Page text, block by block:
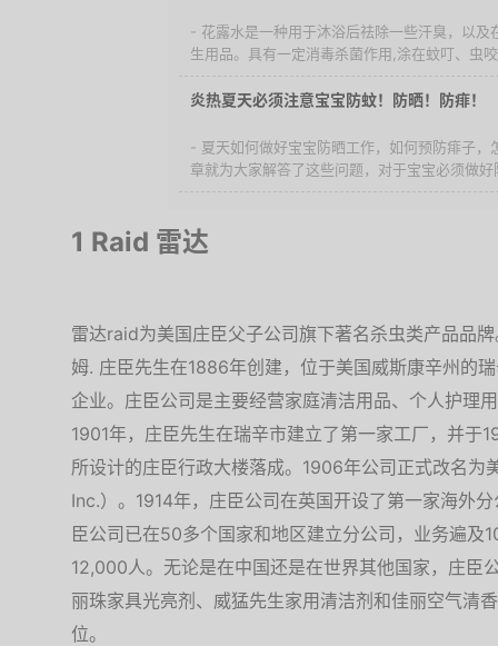
- 花露水是一种用于沐浴后祛除一些汗臭，以及
生用品。具有一定消毒杀菌作用,涂在蚊叮、虫
炎热夏天必须注意宝宝防蚊！防晒！防痱！
- 夏天如何做好宝宝防晒工作，如何预防痱子，
章就为大家解答了这些问题，对于宝宝必须做
1 Raid 雷达
雷达raid为美国庄臣父子公司旗下著名杀虫类产品品
姆. 庄臣先生在1886年创建，位于美国威斯康辛州的
企业。庄臣公司是主要经营家庭清洁用品、个人护理
1901年，庄臣先生在瑞辛市建立了第一家工厂，并
所设计的庄臣行政大楼落成。1906年公司正式改名
Inc.）。1914年，庄臣公司在英国开设了第一家海外
臣公司已在50多个国家和地区建立分公司，业务遍及
12,000人。无论是在中国还是在世界其他国家，庄臣
丽珠家具光亮剂、威猛先生家用清洁剂和佳丽空气清
位。